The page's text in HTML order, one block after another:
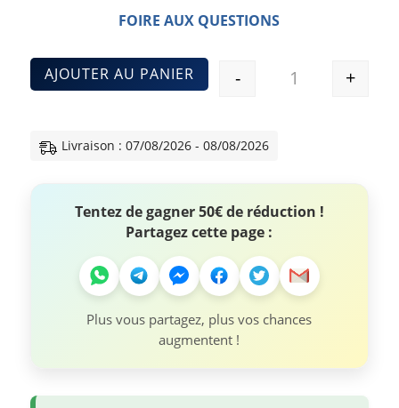
FOIRE AUX QUESTIONS
Quantité
- +
AJOUTER AU PANIER
Livraison : 07/08/2026 - 08/08/2026
Tentez de gagner 50€ de réduction !
Partagez cette page :
Plus vous partagez, plus vos chances
augmentent !